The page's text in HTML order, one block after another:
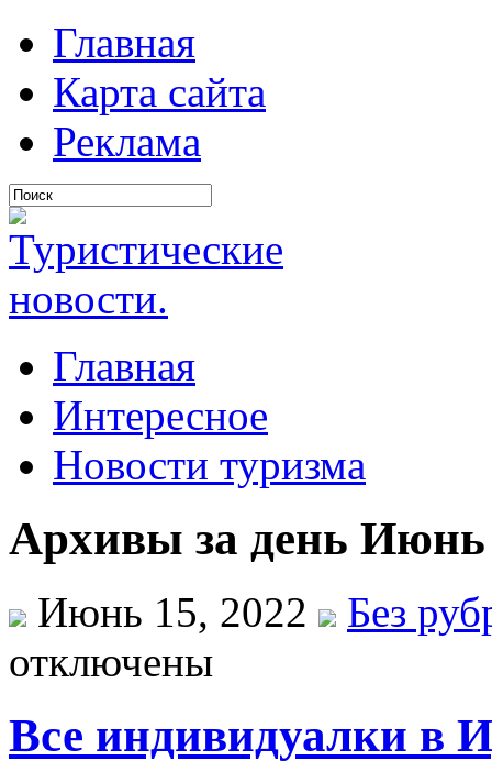
Главная
Карта сайта
Реклама
Главная
Интересное
Новости туризма
Архивы за день Июнь
Июнь 15, 2022
Без
отключены
Все индивидуалки в